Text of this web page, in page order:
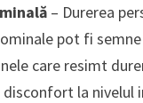
– Durerea
pot fi
care resimt
disconfort la nivelul